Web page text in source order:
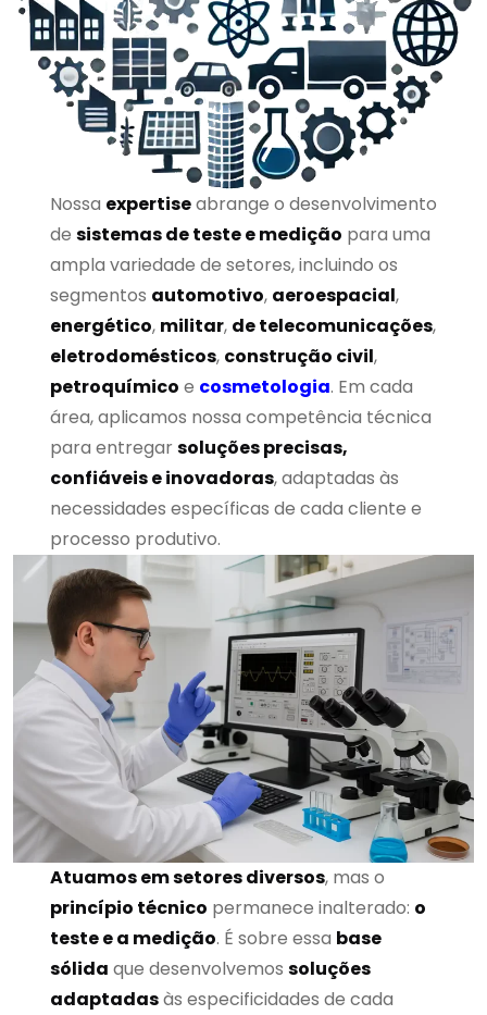
Nossa expertiseabrange o desenvolvimento
de sistemas de teste e medição para uma
ampla variedade de setores, incluindo os
segmentos automotivo, aeroespacial,
energético, militar, de telecomunicações,
eletrodomésticos, construção civil,
petroquímico e cosmetologia. Em cada
área, aplicamos nossa competência técnica
para entregarsoluções precisas,
confiáveis e inovadoras, adaptadas às
necessidades específicas de cada cliente e
processo produtivo.
Atuamos em setores diversos, mas o
princípio técnico permanece inalterado: o
teste e a medição. É sobre essa base
sólida que desenvolvemos soluções
adaptadasàs especificidades de cada